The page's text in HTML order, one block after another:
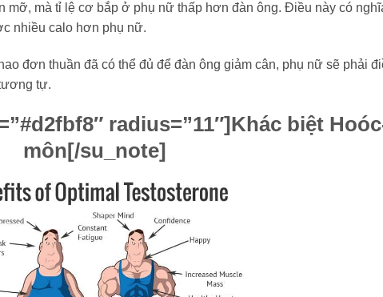
mỡ, mà tỉ lệ cơ bắp ở phụ nữ thấp hơn đàn ông. Điều này có
nhiều calo hơn phụ nữ.
đơn thuần đã có thể đủ để đàn ông giảm cân, phụ nữ sẽ phải
tự.
radius=”11″] Khác biệt
môn[/su_note]